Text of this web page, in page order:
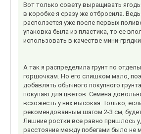
Вот только совету выращивать
в коробке я сразу же отбросила.
расползется уже после первых
упаковка была из пластика, то ее
использовать в качестве мини-грядки.
А так я распределила грунт по
горшочкам. Но его слишком мало,
добавлять обычного покупного
покупаю для цветов. Семена
всхожесть у них высокая. Только,
рекомендованным шагом 2-3 см, будет
Лишние ростки все равно пришлось
расстояние между побегами было не